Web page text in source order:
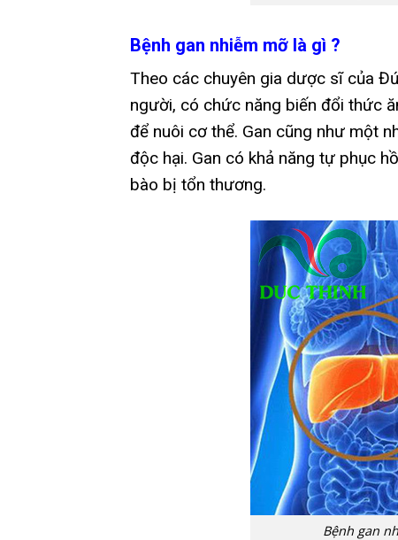
Bệnh gan nhiễm mỡ là gì ?
Theo các chuyên gia dược sĩ của
người, có chức năng biến đổi thức
để nuôi cơ thể. Gan cũng như một
độc hại. Gan có khả năng tự phục
bào bị tổn thương.
Bệnh gan